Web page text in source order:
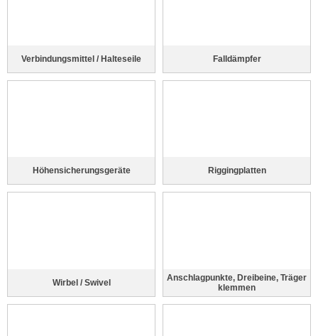
Verbindungsmittel / Halteseile Falldämpfer
Höhensicherungsgeräte Riggingplatten
Wirbel / Swivel
Anschlagpunkte, Dreibeine, Träger
klemmen